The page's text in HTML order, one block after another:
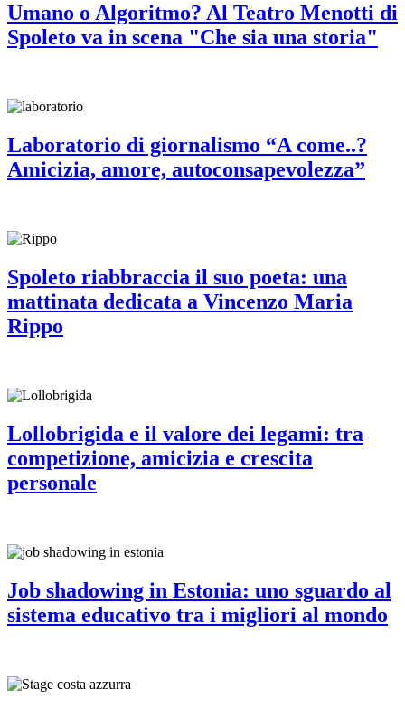
Umano o Algoritmo? Al Teatro Menotti di
Spoleto va in scena "Che sia una storia"
Laboratorio di giornalismo “A come..?
Amicizia, amore, autoconsapevolezza”
Spoleto riabbraccia il suo poeta: una
mattinata dedicata a Vincenzo Maria
Rippo
Lollobrigida e il valore dei legami: tra
competizione, amicizia e crescita
personale
Job shadowing in Estonia: uno sguardo al
sistema educativo tra i migliori al mondo